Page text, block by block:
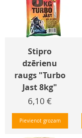
Stipro
dzērienu
raugs "Turbo
Jast 8kg"
Cena
6,10 €
Pievienot grozam